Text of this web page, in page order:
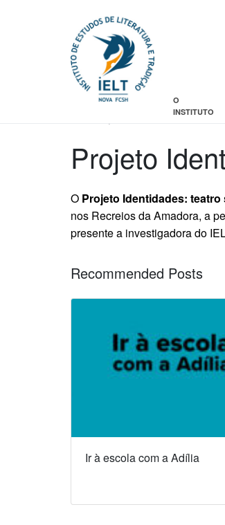
O
INSTITUTO
Posted on
Projeto
O Projeto Identidades: teatro
nos Recreios da Amadora, a
presente a investigadora do
Recommended Posts
Ir à escola com a Adília